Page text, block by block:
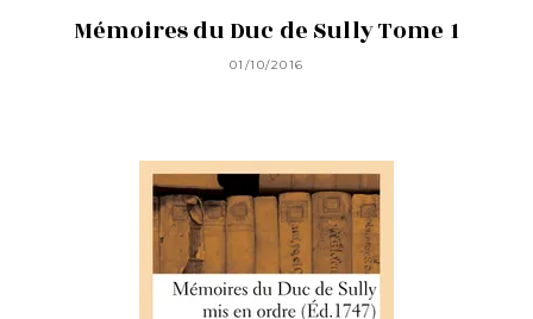
Mémoires du Duc de Sully Tome 1
01/10/2016